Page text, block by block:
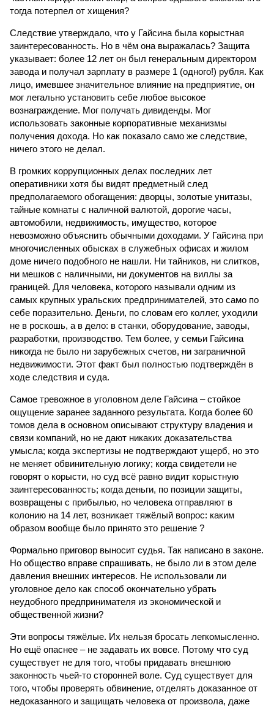
тогда потерпел от хищения?
Следствие утверждало, что у Гайсина была корыстная
заинтересованность. Но в чём она выражалась? Защита
указывает: более 12 лет он был генеральным директором
завода и получал зарплату в размере 1 (одного!) рубля. Как
лицо, имевшее значительное влияние на предприятие, он
мог легально установить себе любое высокое
вознаграждение. Мог получать дивиденды. Мог
использовать законные корпоративные механизмы
получения дохода. Но как показало само же следствие,
ничего этого не делал.
В громких коррупционных делах последних лет
оперативники хотя бы видят предметный след
предполагаемого обогащения: дворцы, золотые унитазы,
тайные комнаты с наличной валютой, дорогие часы,
автомобили, недвижимость, имущество, которое
невозможно объяснить обычными доходами. У Гайсина при
многочисленных обысках в служебных офисах и жилом
доме ничего подобного не нашли. Ни тайников, ни слитков,
ни мешков с наличными, ни документов на виллы за
границей. Для человека, которого называли одним из
самых крупных уральских предпринимателей, это само по
себе поразительно. Деньги, по словам его коллег, уходили
не в роскошь, а в дело: в станки, оборудование, заводы,
разработки, производство. Тем более, у семьи Гайсина
никогда не было ни зарубежных счетов, ни заграничной
недвижимости. Этот факт был полностью подтверждён в
ходе следствия и суда.
Самое тревожное в уголовном деле Гайсина – стойкое
ощущение заранее заданного результата. Когда более 60
томов дела в основном описывают структуру владения и
связи компаний, но не дают никаких доказательства
умысла; когда экспертизы не подтверждают ущерб, но это
не меняет обвинительную логику; когда свидетели не
говорят о корысти, но суд всё равно видит корыстную
заинтересованность; когда деньги, по позиции защиты,
возвращены с прибылью, но человека отправляют в
колонию на 14 лет, возникает тяжёлый вопрос: каким
образом вообще было принято это решение ?
Формально приговор выносит судья. Так написано в законе.
Но общество вправе спрашивать, не было ли в этом деле
давления внешних интересов. Не использовали ли
уголовное дело как способ окончательно убрать
неудобного предпринимателя из экономической и
общественной жизни?
Эти вопросы тяжёлые. Их нельзя бросать легкомысленно.
Но ещё опаснее – не задавать их вовсе. Потому что суд
существует не для того, чтобы придавать внешнюю
законность чьей-то сторонней воле. Суд существует для
того, чтобы проверять обвинение, отделять доказанное от
недоказанного и защищать человека от произвола, даже